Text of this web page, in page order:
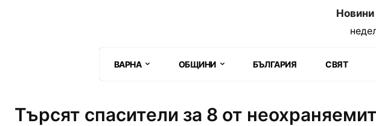
Новини
ВАРНА ОБЩИНИ БЪЛГАРИЯ СВЯТ
Търсят спасители за 8 от